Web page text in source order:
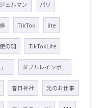
ェルマン パリ
TikTok lite
の羽 TikTokLite
ー ダブルレインボー
春日神社 光のお仕事